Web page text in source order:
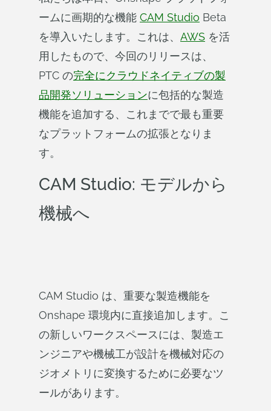
ームに画期的な機能 CAM Studio Beta
を導入いたします。これは、 AWS を活
用したもので、今回のリリースは、
PTC の完全にクラウドネイティブの製
品開発ソリューションに包括的な製造
機能を追加する、これまでで最も重要
なプラットフォームの拡張となりま
す。
CAM Studio: モデルから
機械へ
CAM Studio は、重要な製造機能を
Onshape 環境内に直接追加します。こ
の新しいワークスペースには、製造エ
ンジニアや機械工が設計を機械対応の
ジオメトリに変換するために必要なツ
ールがあります。